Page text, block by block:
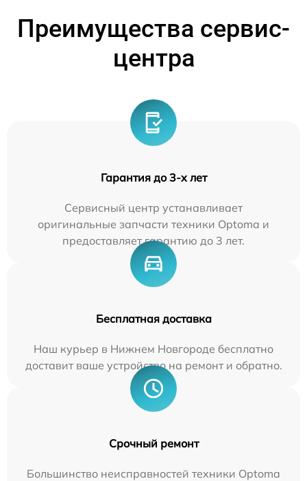
Преимущества сервис-
центра
Гарантия до 3-х лет
Сервисный центр устанавливает
оригинальные запчасти техники Optoma и
предоставляет гарантию до 3 лет.
Бесплатная доставка
Наш курьер в Нижнем Новгороде бесплатно
доставит ваше устройство на ремонт и обратно.
Срочный ремонт
Большинство неисправностей техники Optoma